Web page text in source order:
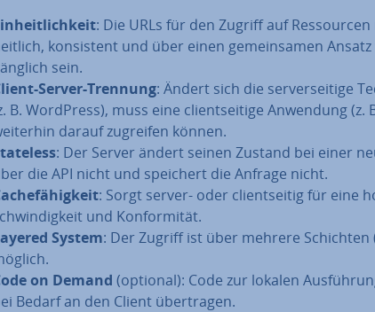
: Die URLs für den Zugriff auf
kon­sis­tent und über einen ge­mein­sa­men Ansatz
sein.
Server-Trennung: Ändert sich die ser­ver­sei­ti­ge
B. WordPress), muss eine cli­ent­sei­ti­ge Anwendung (z.
darauf zugreifen können.
: Der Server ändert seinen Zustand bei einer
die API nicht und speichert die Anfrage nicht.
: Sorgt server- oder cli­ent­sei­tig für eine
und Kon­for­mi­tät.
System: Der Zugriff ist über mehrere Schichten
on Demand (optional): Code zur lokalen
Bedarf an den Client über­tra­gen.